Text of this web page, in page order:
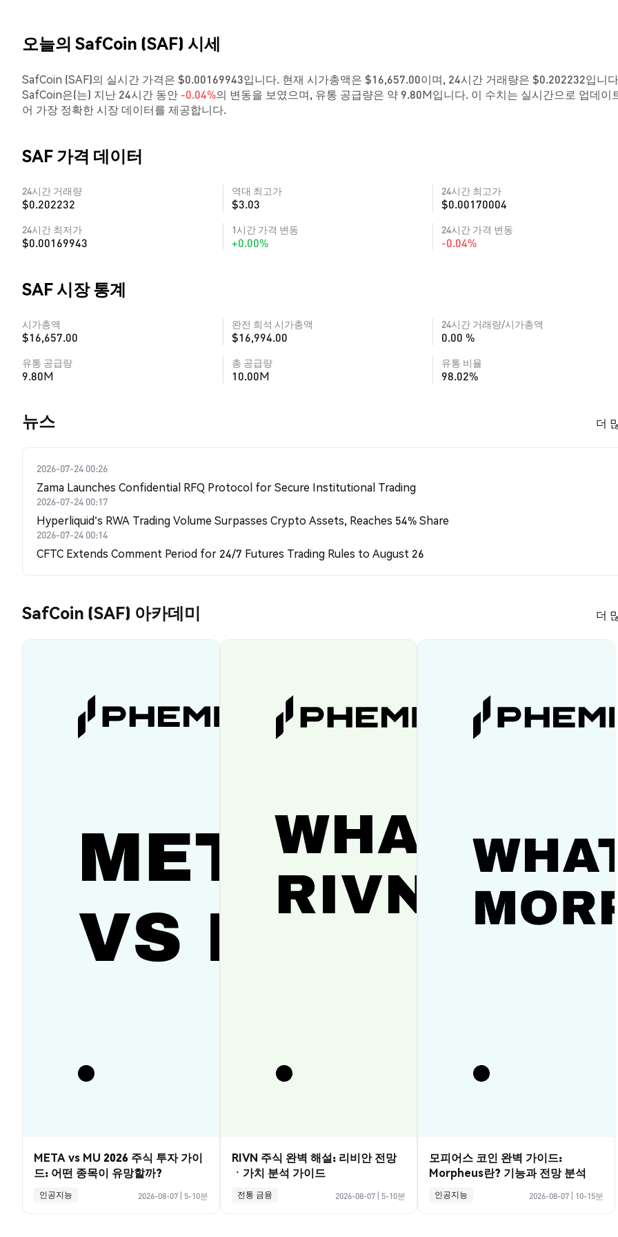
오늘의 SafCoin (SAF) 시세
SafCoin (SAF)의 실시간 가격은 $0.00169943입니다. 현재 시가총액은 $16,657.00이며, 24시간 거래량은 $0.202232입니
SafCoin은(는) 지난 24시간 동안 -0.04%의 변동을 보였으며, 유통 공급량은 약 9.80M입니다. 이 수치는 실시간으로 업데이
어 가장 정확한 시장 데이터를 제공합니다.
SAF 가격 데이터
24시간 거래량
$0.202232
역대 최고가
$3.03
24시간 최고가
$0.00170004
24시간 최저가
$0.00169943
1시간 가격 변동
+0.00%
24시간 가격 변동
-0.04%
SAF 시장 통계
시가총액
$16,657.00
완전 희석 시가총액
$16,994.00
24시간 거래량/시가총액
0.00 %
유통 공급량
9.80M
총 공급량
10.00M
유통 비율
98.02%
뉴스 더
2026-07-24 00:26
Zama Launches Confidential RFQ Protocol for Secure Institutional Trading
2026-07-24 00:17
Hyperliquid's RWA Trading Volume Surpasses Crypto Assets, Reaches 54% Share
2026-07-24 00:14
CFTC Extends Comment Period for 24/7 Futures Trading Rules to August 26
SafCoin (SAF) 아카데미 더
META vs MU 2026 주식 투자 가이
드: 어떤 종목이 유망할까?
인공지능 2026-08-07 5-10분
RIVN 주식 완벽 해설: 리비안 전망
ㆍ가치 분석 가이드
전통 금융 2026-08-07 5-10분
모피어스 코인 완벽 가이드:
Morpheus란? 기능과 전망 분석
인공지능 2026-08-07 10-15분